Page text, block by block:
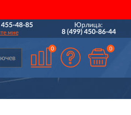
ДОСТАВИМ ПО ВСЕЙ РОССИИ
455-48-85
мне
Юрлица:
8 (499) 450-86-44
0 0